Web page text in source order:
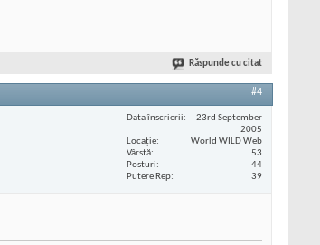
Răspunde cu citat
#4
Data înscrierii
23rd September
2005
Locaţie
World WILD Web
Vârstă
53
Posturi
44
Putere Rep
39